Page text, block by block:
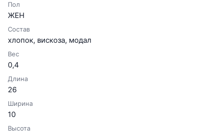
Пол
ЖЕН
Состав
хлопок, вискоза, модал
Вес
0,4
Длина
26
Ширина
10
Высота